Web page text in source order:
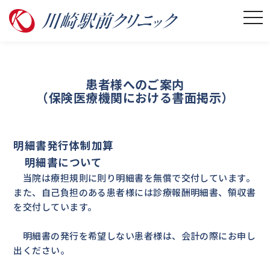
患者様へのご案内
（保険医療機関における書面掲示）
明細書発行体制加算
明細書について
当院は療担規則に則り明細書を無償で交付しています。
また、自己負担のある患者様には診療報酬明細書、領収書
を交付しています。
明細書の発行を希望しない患者様は、会計の際にお申し
出ください。